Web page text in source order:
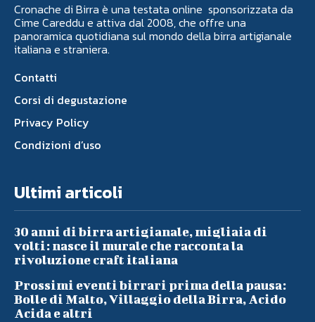
Cronache di Birra è una testata online sponsorizzata da
Cime Careddu e attiva dal 2008, che offre una
panoramica quotidiana sul mondo della birra artigianale
italiana e straniera.
Contatti
Corsi di degustazione
Privacy Policy
Condizioni d’uso
Ultimi articoli
30 anni di birra artigianale, migliaia di
volti: nasce il murale che racconta la
rivoluzione craft italiana
Prossimi eventi birrari prima della pausa:
Bolle di Malto, Villaggio della Birra, Acido
Acida e altri